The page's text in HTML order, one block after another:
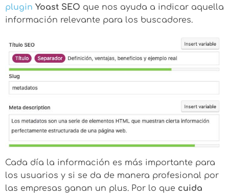
plugin Yoast SEO que nos ayuda a indicar aquella
información relevante para los buscadores.
Cada día la información es más importante para
los usuarios y si se da de manera profesional por
las empresas ganan un plus. Por lo que cuida